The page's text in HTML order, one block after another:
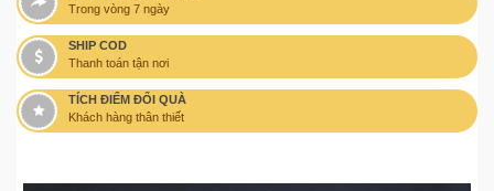
Trong vòng 7 ngày
SHIP COD
Thanh toán tận nơi
TÍCH ĐIỂM ĐỔI QUÀ
Khách hàng thân thiết